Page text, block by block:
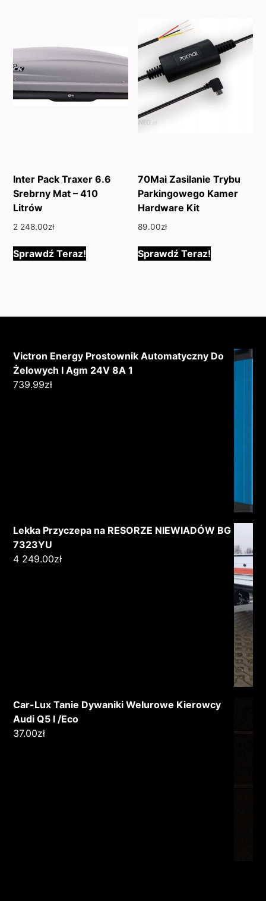
Inter Pack Traxer 6.6
Srebrny Mat – 410
Litrów
2 248.00zł
Sprawdź Teraz!
70Mai Zasilanie Trybu
Parkingowego Kamer
Hardware Kit
89.00zł
Sprawdź Teraz!
Victron Energy Prostownik Automatyczny Do
Żelowych I Agm 24V 8A 1
739.99zł
Lekka Przyczepa na RESORZE NIEWIADÓW BG
7323YU
4 249.00zł
Car-Lux Tanie Dywaniki Welurowe Kierowcy
Audi Q5 I /Eco
37.00zł